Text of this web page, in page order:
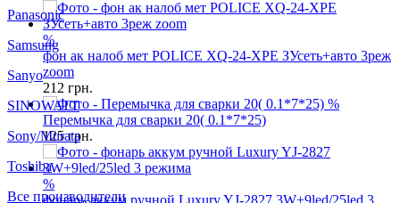
%
фон ак налоб мет POLICE XQ-24-XPE ЗУсеть+авто 3реж
zoom
212 грн.
%
Перемычка для сварки 20( 0.1*7*25)
125грн.
%
фонарь аккум ручной Luxury YJ-2827 3W+9led/25led 3
Panasonic
Samsung
Sanyo
SINOWATT
Sony/Murata
Toshiba
Все производители